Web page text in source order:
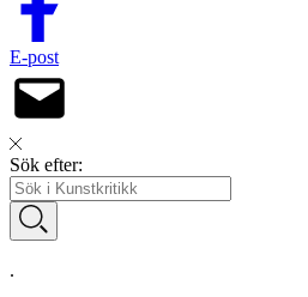
E-post
Sök efter:
.